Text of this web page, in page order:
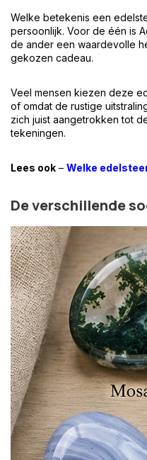
Welke betekenis een
persoonlijk. Voor de één is
de ander een waardevolle
gekozen cadeau.
Veel mensen kiezen deze
of omdat de rustige
zich juist aangetrokken tot
tekeningen.
Lees ook – Welke
De verschillende